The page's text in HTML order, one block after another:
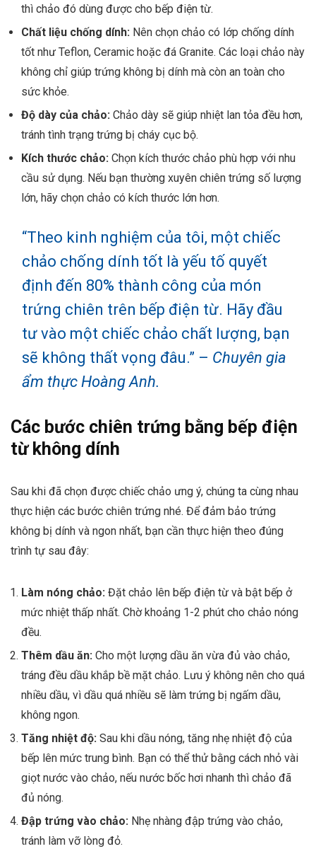
thì chảo đó dùng được cho bếp điện từ.
Chất liệu chống dính: Nên chọn chảo có lớp chống dính
tốt như Teflon, Ceramic hoặc đá Granite. Các loại chảo này
không chỉ giúp trứng không bị dính mà còn an toàn cho
sức khỏe.
Độ dày của chảo: Chảo dày sẽ giúp nhiệt lan tỏa đều hơn,
tránh tình trạng trứng bị cháy cục bộ.
Kích thước chảo: Chọn kích thước chảo phù hợp với nhu
cầu sử dụng. Nếu bạn thường xuyên chiên trứng số lượng
lớn, hãy chọn chảo có kích thước lớn hơn.
“Theo kinh nghiệm của tôi, một chiếc
chảo chống dính tốt là yếu tố quyết
định đến 80% thành công của món
trứng chiên trên bếp điện từ. Hãy đầu
tư vào một chiếc chảo chất lượng, bạn
sẽ không thất vọng đâu.” – Chuyên gia
ẩm thực Hoàng Anh.
Các bước chiên trứng bằng bếp điện
từ không dính
Sau khi đã chọn được chiếc chảo ưng ý, chúng ta cùng nhau
thực hiện các bước chiên trứng nhé. Để đảm bảo trứng
không bị dính và ngon nhất, bạn cần thực hiện theo đúng
trình tự sau đây:
Làm nóng chảo: Đặt chảo lên bếp điện từ và bật bếp ở
mức nhiệt thấp nhất. Chờ khoảng 1-2 phút cho chảo nóng
đều.
Thêm dầu ăn: Cho một lượng dầu ăn vừa đủ vào chảo,
tráng đều dầu khắp bề mặt chảo. Lưu ý không nên cho quá
nhiều dầu, vì dầu quá nhiều sẽ làm trứng bị ngấm dầu,
không ngon.
Tăng nhiệt độ: Sau khi dầu nóng, tăng nhẹ nhiệt độ của
bếp lên mức trung bình. Bạn có thể thử bằng cách nhỏ vài
giọt nước vào chảo, nếu nước bốc hơi nhanh thì chảo đã
đủ nóng.
Đập trứng vào chảo: Nhẹ nhàng đập trứng vào chảo,
tránh làm vỡ lòng đỏ.